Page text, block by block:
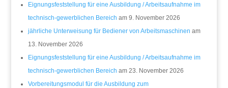
Eignungsfeststellung für eine Ausbildung / Arbeitsaufnahme im
technisch-gewerblichen Bereich am 9. November 2026
jährliche Unterweisung für Bediener von Arbeitsmaschinen am
13. November 2026
Eignungsfeststellung für eine Ausbildung / Arbeitsaufnahme im
technisch-gewerblichen Bereich am 23. November 2026
Vorbereitungsmodul für die Ausbildung zum